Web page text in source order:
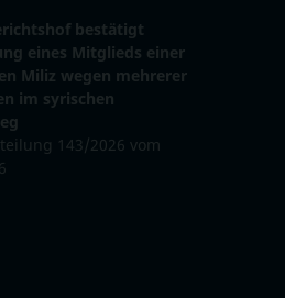
bestätigt
eines Mitglieds einer
Miliz wegen mehrerer
im syrischen
143/2026 vom